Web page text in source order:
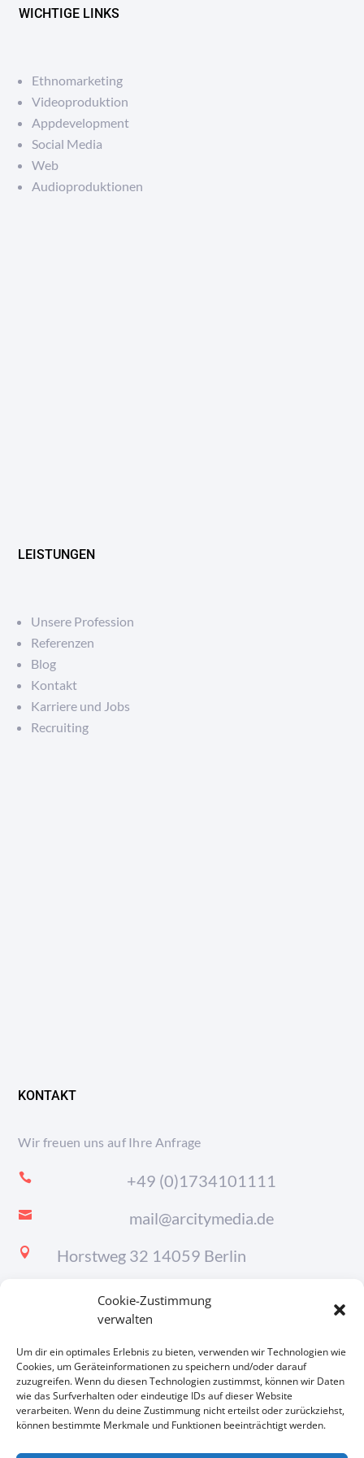
Cookie-Zustimmung
verwalten
Um dir ein optimales Erlebnis zu bieten, verwenden wir Technologien wie
Cookies, um Geräteinformationen zu speichern und/oder darauf
zuzugreifen. Wenn du diesen Technologien zustimmst, können wir Daten
wie das Surfverhalten oder eindeutige IDs auf dieser Website
verarbeiten. Wenn du deine Zustimmung nicht erteilst oder zurückziehst,
können bestimmte Merkmale und Funktionen beeinträchtigt werden.
WICHTIGE LINKS
Ethnomarketing
Videoproduktion
Appdevelopment
Social Media
Web
Audioproduktionen
LEISTUNGEN
Unsere Profession
Referenzen
Blog
Kontakt
Karriere und Jobs
Recruiting
KONTAKT
Wir freuen uns auf Ihre Anfrage
 +49 (0)1734101111
 mail@arcitymedia.de
 Horstweg 32 14059 Berlin